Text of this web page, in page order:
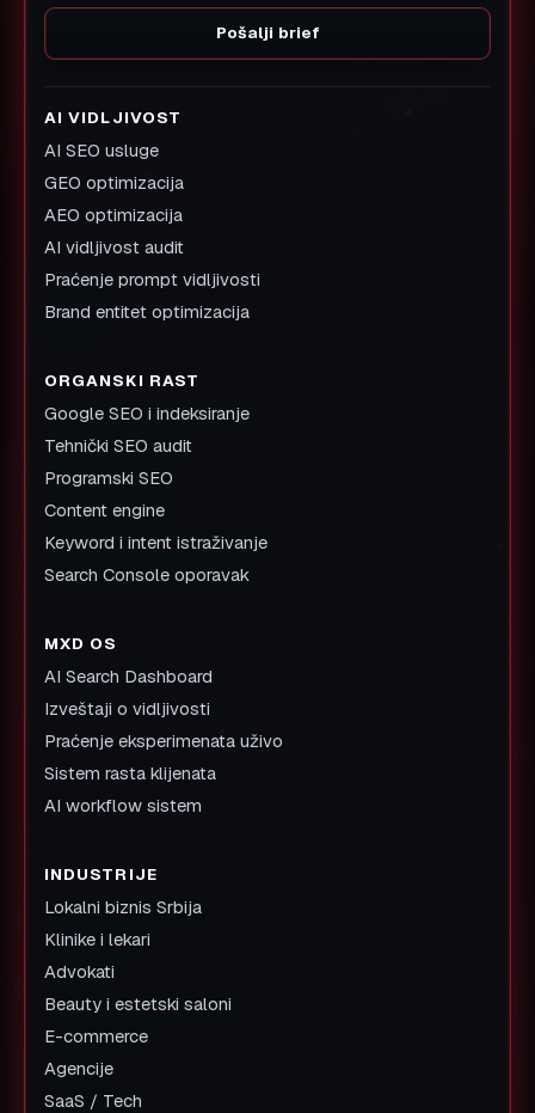
Pošalji brief
AI VIDLJIVOST
AI SEO usluge
GEO optimizacija
AEO optimizacija
AI vidljivost audit
Praćenje prompt vidljivosti
Brand entitet optimizacija
ORGANSKI RAST
Google SEO i indeksiranje
Tehnički SEO audit
Programski SEO
Content engine
Keyword i intent istraživanje
Search Console oporavak
MXD OS
AI Search Dashboard
Izveštaji o vidljivosti
Praćenje eksperimenata uživo
Sistem rasta klijenata
AI workflow sistem
INDUSTRIJE
Lokalni biznis Srbija
Klinike i lekari
Advokati
Beauty i estetski saloni
E-commerce
Agencije
SaaS / Tech